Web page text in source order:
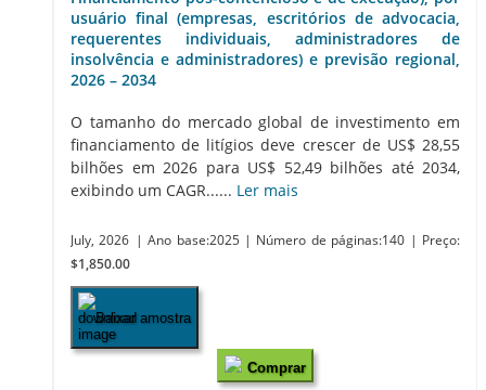
usuário final (empresas, escritórios de advocacia,
requerentes individuais, administradores de
insolvência e administradores) e previsão regional,
2026 – 2034
O tamanho do mercado global de investimento em
financiamento de litígios deve crescer de US$ 28,55
bilhões em 2026 para US$ 52,49 bilhões até 2034,
exibindo um CAGR...... Ler mais
July, 2026 | Ano base:2025 | Número de páginas:140 | Preço:
$1,850.00
Baixar amostra
Comprar